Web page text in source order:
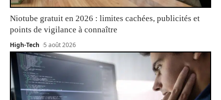
Niotube gratuit en 2026 : limites cachées, publicités et
points de vigilance à connaître
High-Tech 5 août 2026